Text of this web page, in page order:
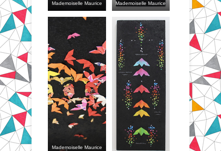
Mademoiselle Maurice Mademoiselle Maurice
Mademoiselle Maurice